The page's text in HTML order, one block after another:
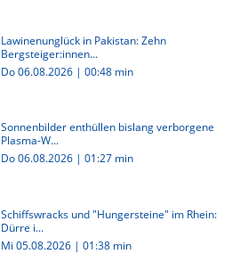
Lawinenunglück in Pakistan: Zehn
Bergsteiger:innen...
Do 06.08.2026 | 00:48 min
Sonnenbilder enthüllen bislang verborgene
Plasma-W...
Do 06.08.2026 | 01:27 min
Schiffswracks und "Hungersteine" im Rhein:
Dürre i...
Mi 05.08.2026 | 01:38 min